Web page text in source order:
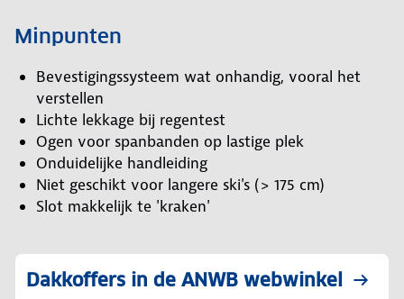
Minpunten
Bevestigingssysteem wat onhandig, vooral het
verstellen
Lichte lekkage bij regentest
Ogen voor spanbanden op lastige plek
Onduidelijke handleiding
Niet geschikt voor langere ski's (> 175 cm)
Slot makkelijk te 'kraken'
Dakkoffers in de ANWB webwinkel